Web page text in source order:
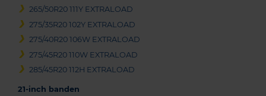
265/50R20 111Y EXTRALOAD
275/35R20 102Y EXTRALOAD
275/40R20 106W EXTRALOAD
275/45R20 110W EXTRALOAD
285/45R20 112H EXTRALOAD
21-inch banden